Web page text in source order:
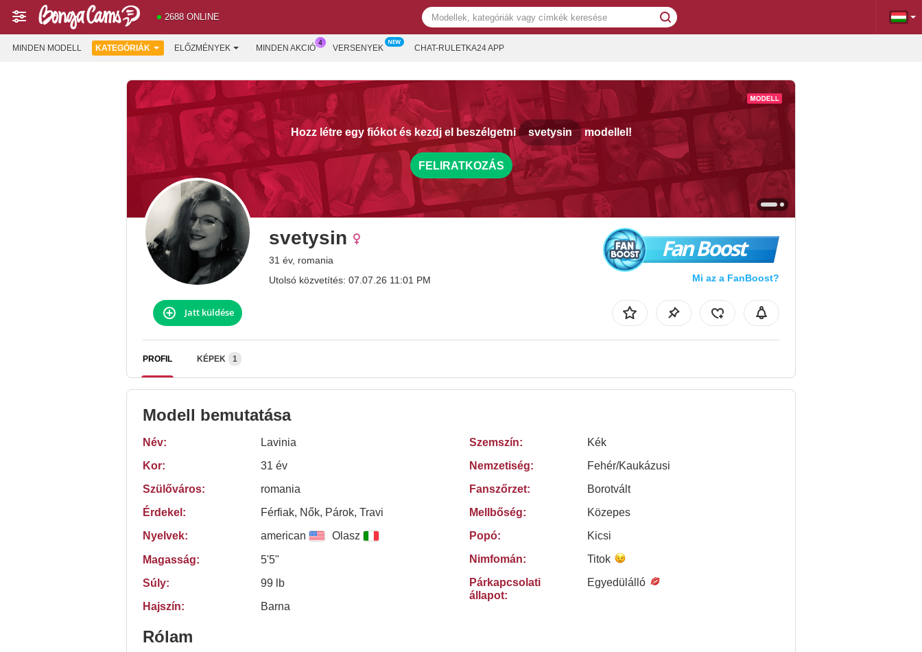
2688 ONLINE
MINDEN MODELL KATEGÓRIÁK ELŐZMÉNYEK MINDEN AKCIÓ VERSENYEK CHAT-RULETKA24 APP
Hozz létre egy fiókot és kezdj el beszélgetni svetysin modellel!
FELIRATKOZÁS
svetysin
31 év, romania
Utolsó közvetítés: 07.07.26 11:01 PM
Fan Boost
Mi az a FanBoost?
Jatt küldése
PROFIL KÉPEK 1
Modell bemutatása
Név:
Lavinia
Kor:
31 év
Szülőváros:
romania
Érdekel:
Férfiak, Nők, Párok, Travi
Nyelvek:
american Olasz
Magasság:
5'5"
Súly:
99 lb
Hajszín:
Barna
Szemszín:
Kék
Nemzetiség:
Fehér/Kaukázusi
Fanszőrzet:
Borotvált
Mellbőség:
Közepes
Popó:
Kicsi
Nimfomán:
Titok
Párkapcsolati
állapot:
Egyedülálló
Rólam